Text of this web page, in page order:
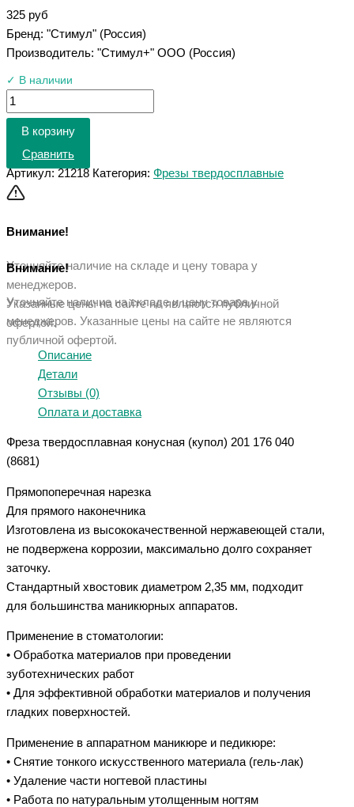
325 руб
Бренд: "Стимул" (Россия)
Производитель: "Стимул+" ООО (Россия)
✓ В наличии
В корзину
Сравнить
Артикул:21218 Категория: Фрезы твердосплавные
Внимание!
Уточняйте наличие на складе и цену товара у
менеджеров.
Указанные цены на сайте не являются публичной
офертой.
Внимание!
Уточняйте наличие на складе и цену товара у
менеджеров. Указанные цены на сайте не являются
публичной офертой.
Описание
Детали
Отзывы (0)
Оплата и доставка
Фреза твердосплавная конусная (купол) 201 176 040
(8681)
Прямопоперечная нарезка
Для прямого наконечника
Изготовлена из высококачественной нержавеющей стали,
не подвержена коррозии, максимально долго сохраняет
заточку.
Стандартный хвостовик диаметром 2,35 мм, подходит
для большинства маникюрных аппаратов.
Применение в стоматологии:
• Обработка материалов при проведении
зуботехнических работ
• Для эффективной обработки материалов и получения
гладких поверхностей.
Применение в аппаратном маникюре и педикюре:
• Снятие тонкого искусственного материала (гель-лак)
• Удаление части ногтевой пластины
• Работа по натуральным утолщенным ногтям